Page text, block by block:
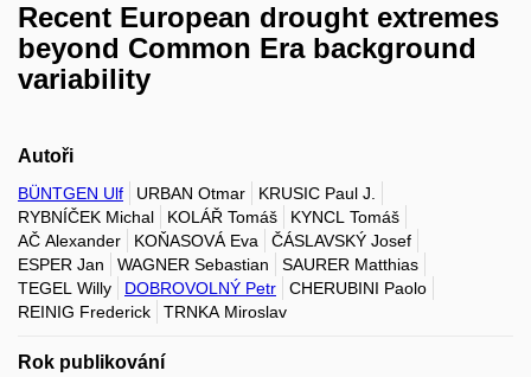
Recent European drought extremes
beyond Common Era background
variability
Autoři
BÜNTGEN Ulf URBAN Otmar
KRUSIC Paul J.
RYBNÍČEK Michal
KOLÁŘ Tomáš
KYNCL Tomáš
AČ Alexander
KOŇASOVÁ Eva
ČÁSLAVSKÝ Josef
ESPER Jan
WAGNER Sebastian
SAURER Matthias
TEGEL Willy
DOBROVOLNÝ Petr
CHERUBINI Paolo
REINIG Frederick
TRNKA Miroslav
Rok publikování